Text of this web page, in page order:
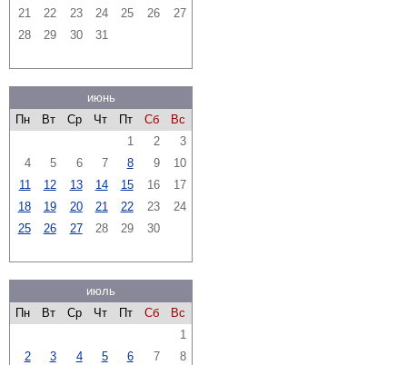
21
22 23 24 25 26
27
28
29 30 31
июнь
Пн
Вт Ср Чт Пт Сб
Вс
1
2
3
4
5 6 7 8 9
10
11
12 13 14 15 16
17
18
19 20 21 22 23
24
25
26 27 28 29 30
июль
Пн
Вт Ср Чт Пт Сб
Вс
1
2
3 4 5 6 7
8